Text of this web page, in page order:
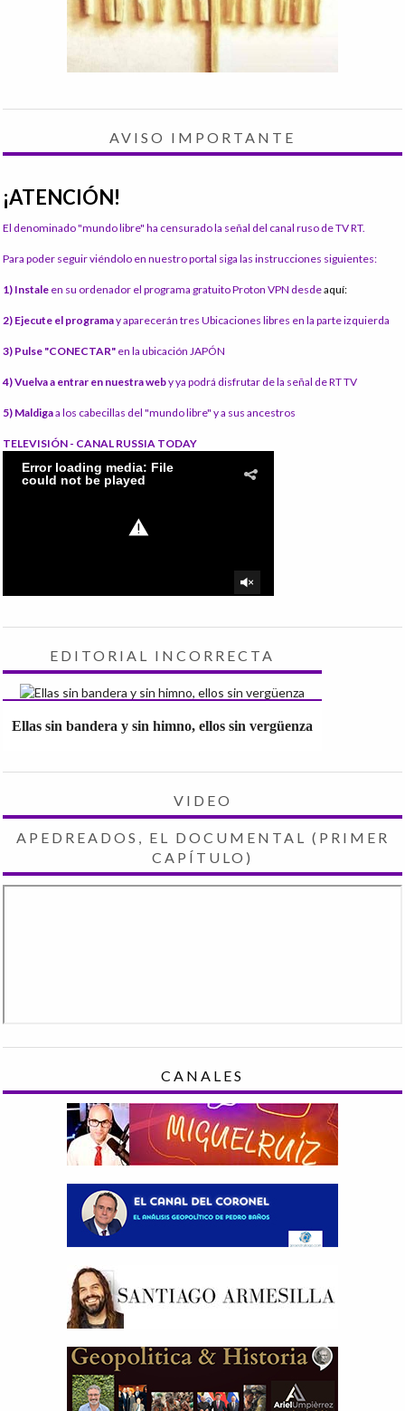
AVISO IMPORTANTE
¡ATENCIÓN!
El denominado "mundo libre" ha censurado la señal del canal ruso de TV RT.
Para poder seguir viéndolo en nuestro portal siga las instrucciones siguientes:
1) Instale en su ordenador el programa gratuito Proton VPN desdeaquí:
2) Ejecute el programay aparecerán tres Ubicaciones libres en la parte izquierda
3) Pulse "CONECTAR" en la ubicación JAPÓN
4) Vuelva a entrar en nuestra weby ya podrá disfrutar de la señal de RT TV
5) Maldigaa los cabecillas del "mundo libre" y a sus ancestros
TELEVISIÓN - CANAL RUSSIA TODAY
EDITORIAL INCORRECTA
Ellas sin bandera y sin himno, ellos sin vergüenza
VIDEO
APEDREADOS, EL DOCUMENTAL (PRIMER
CAPÍTULO)
CANALES